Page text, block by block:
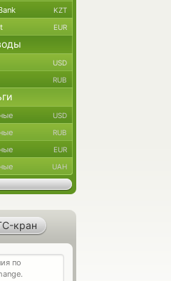
KZT
EUR
USD
RUB
USD
RUB
EUR
UAH
кран